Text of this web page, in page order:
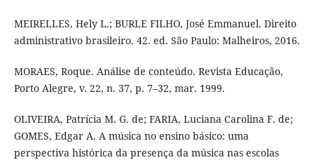
MEIRELLES, Hely L.; BURLE FILHO, José Emmanuel. Direito
administrativo brasileiro. 42. ed. São Paulo: Malheiros, 2016.
MORAES, Roque. Análise de conteúdo. Revista Educação,
Porto Alegre, v. 22, n. 37, p. 7–32, mar. 1999.
OLIVEIRA, Patrícia M. G. de; FARIA, Luciana Carolina F. de;
GOMES, Edgar A. A música no ensino básico: uma
perspectiva histórica da presença da música nas escolas